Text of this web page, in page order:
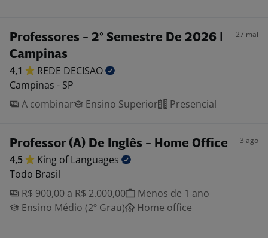
Professores - 2° Semestre De 2026 |
Campinas
27 mai
4,1 REDE DECISAO
Campinas - SP
A combinar
Ensino Superior Presencial
Professor (A) De Inglês - Home Office 3 ago
4,5 King ofLanguages
Todo Brasil
R$ 900,00 a R$ 2.000,00
Menos de 1 ano
Ensino Médio (2º Grau)
Home office